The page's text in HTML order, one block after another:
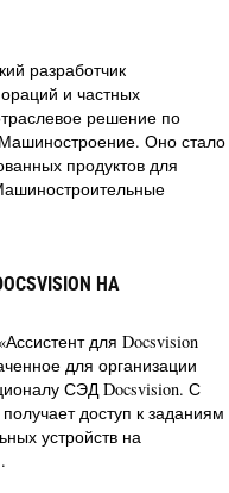
разработчик
и частных
решение по
Оно стало
продуктов для
НА
для Docsvision
для организации
СЭД Docsvision. С
доступ к заданиям
устройств на